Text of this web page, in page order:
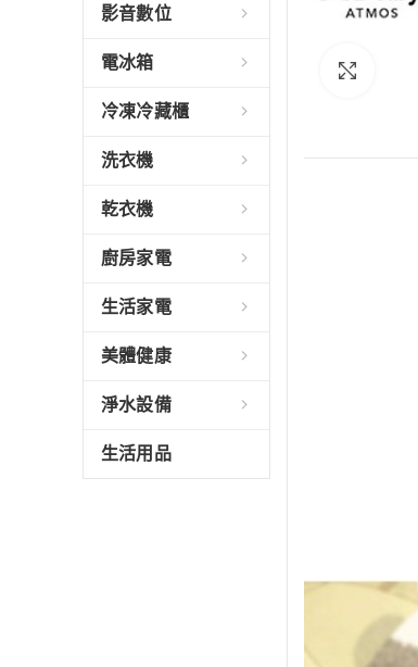
影音數位
電冰箱
冷凍冷藏櫃
洗衣機
乾衣機
廚房家電
生活家電
美體健康
淨水設備
生活用品